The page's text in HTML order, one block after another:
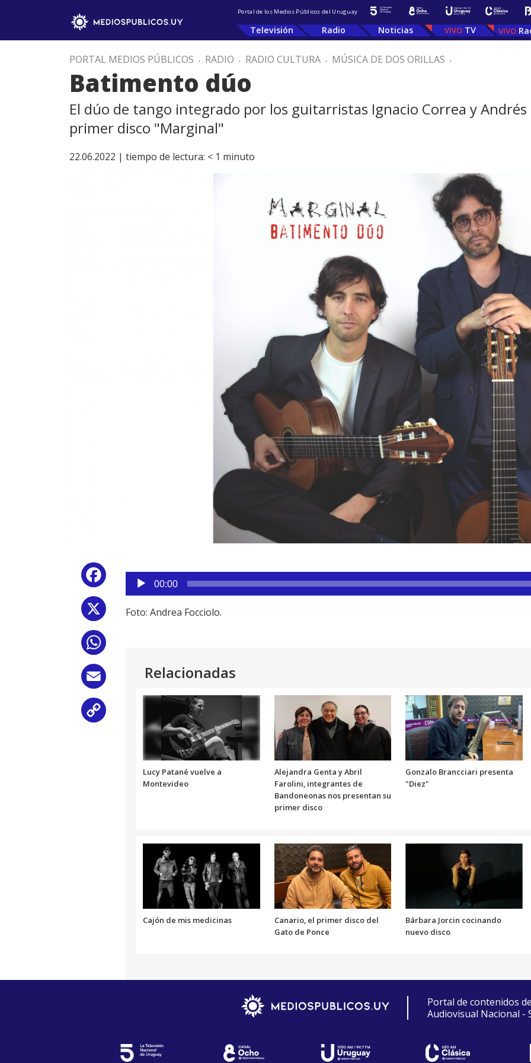
Portal de los Medios Públicos del Uruguay
Televisión Radio Noticias TV
PORTAL MEDIOS PÚBLICOS . RADIO . RADIO CULTURA . MÚSICA DE DOS ORILLAS .
Batimento dúo
El dúo de tango integrado por los guitarristas Ignacio Correa y Andrés
primer disco "Marginal"
22.06.2022 | tiempo de lectura: < 1 minuto
Facebook
Reproductor
audio
00:00
Foto: Andrea Focciolo.
Relacionadas
Lucy Patané vuelve a
Montevideo
Alejandra Genta y Abril
Farolini, integrantes de
Bandoneonas nos presentan su
primer disco
Gonzalo Brancciari presenta
"Diez"
Cajón de mis medicinas
Canario, el primer disco del
Gato de Ponce
Bárbara Jorcin cocinando
nuevo disco
Portal de contenidos
Audiovisual Nacional -